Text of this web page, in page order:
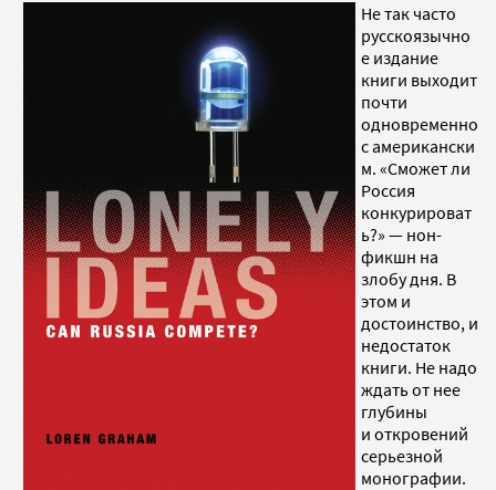
Не так часто
русскоязычно
е издание
книги выходит
почти
одновременно
с американски
м. «Сможет ли
Россия
конкурироват
ь?» — нон-
фикшн на
злобу дня. В
этом и
достоинство, и
недостаток
книги. Не надо
ждать от нее
глубины
и откровений
серьезной
монографии.